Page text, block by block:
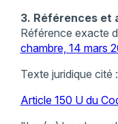
3. Références et
Référence exacte
chambre, 14 mars
Texte juridique cité :
Article 150 U du